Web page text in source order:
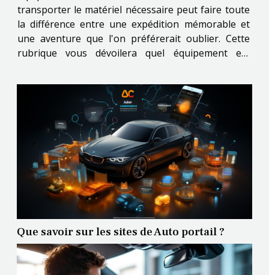
transporter le matériel nécessaire peut faire toute
la différence entre une expédition mémorable et
une aventure que l'on préférerait oublier. Cette
rubrique vous dévoilera quel équipement est
durant vos escapades. Il s'agit d'un investissement...
Que savoir sur les sites de Auto portail ?